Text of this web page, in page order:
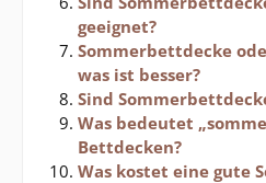
geeignet?
Sommerbettdecke
was ist besser?
Sind
Was bedeutet
Bettdecken?
Was kostet eine gute